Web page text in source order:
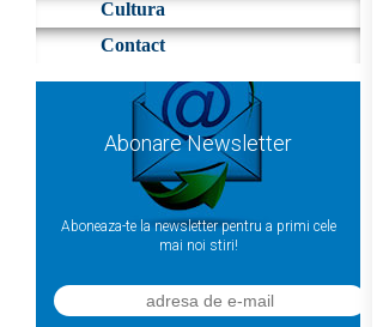
Cultura
Contact
Abonare Newsletter
Aboneaza-te la newsletter pentru a primi cele
mai noi stiri!